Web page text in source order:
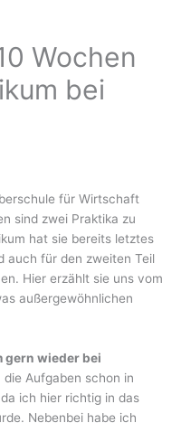
Wochen
bei
für Wirtschaft
sind zwei Praktika zu
hat sie bereits letztes
auch für den zweiten Teil
Hier erzählt sie uns vom
außergewöhnlichen
gern wieder bei
die Aufgaben schon in
ich hier richtig in das
Nebenbei habe ich